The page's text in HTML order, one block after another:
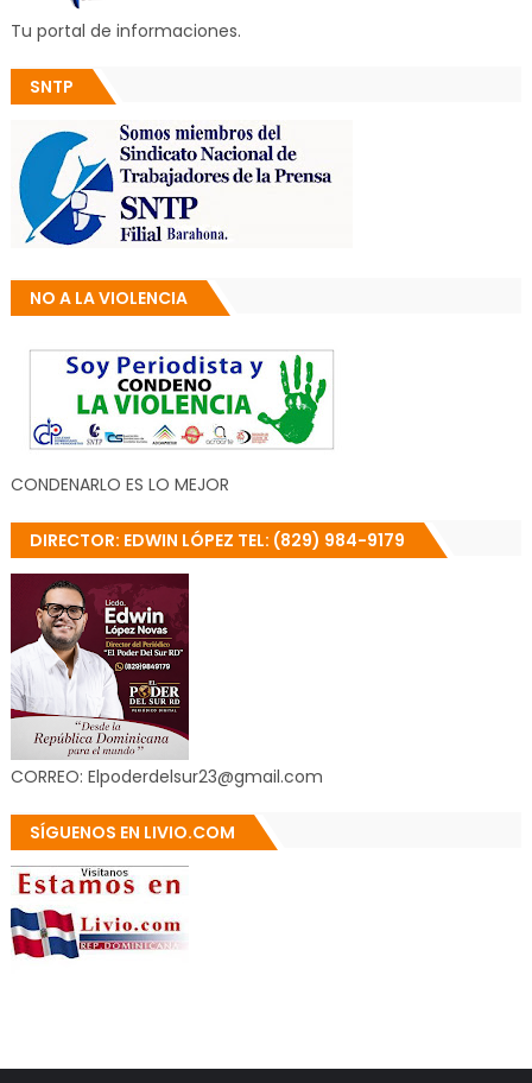
Tu portal de informaciones.
SNTP
NO A LA VIOLENCIA
CONDENARLO ES LO MEJOR
DIRECTOR: EDWIN LÓPEZ TEL: (829) 984-9179
CORREO: Elpoderdelsur23@gmail.com
SÍGUENOS EN LIVIO.COM